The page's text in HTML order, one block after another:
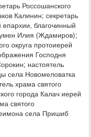
Россошанского
Калинин; секретарь
епархии, благочинный
Илия (Ждамиров);
округа протоиерей
Господня
настоятель
села Новомеловатка
храма святого
города Калач иерей
святого
села Пришиб